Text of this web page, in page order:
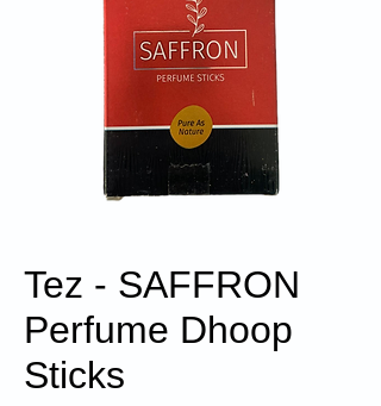
Tez - SAFFRON
Perfume Dhoop
Sticks